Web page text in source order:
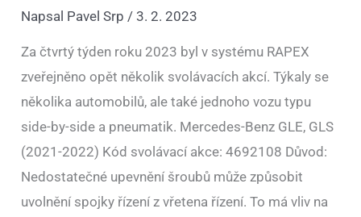
Napsal Pavel Srp /3. 2. 2023
Za čtvrtý týden roku 2023 byl v systému RAPEX
zveřejněno opět několik svolávacích akcí. Týkaly se
několika automobilů, ale také jednoho vozu typu
side-by-side a pneumatik. Mercedes-Benz GLE, GLS
(2021-2022) Kód svolávací akce: 4692108 Důvod:
Nedostatečné upevnění šroubů může způsobit
uvolnění spojky řízení z vřetena řízení. To má vliv na